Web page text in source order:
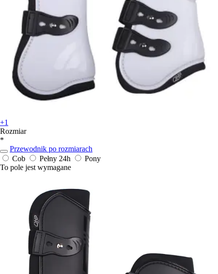
+1
Rozmiar
*
Przewodnik po rozmiarach
Cob
Pełny 24h
Pony
To pole jest wymagane